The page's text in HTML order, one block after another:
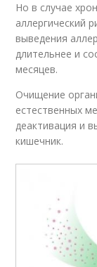
Но в случае
аллергический
выведения
длительнее и
месяцев.
Очищение
естественных
деактивация и
кишечник.